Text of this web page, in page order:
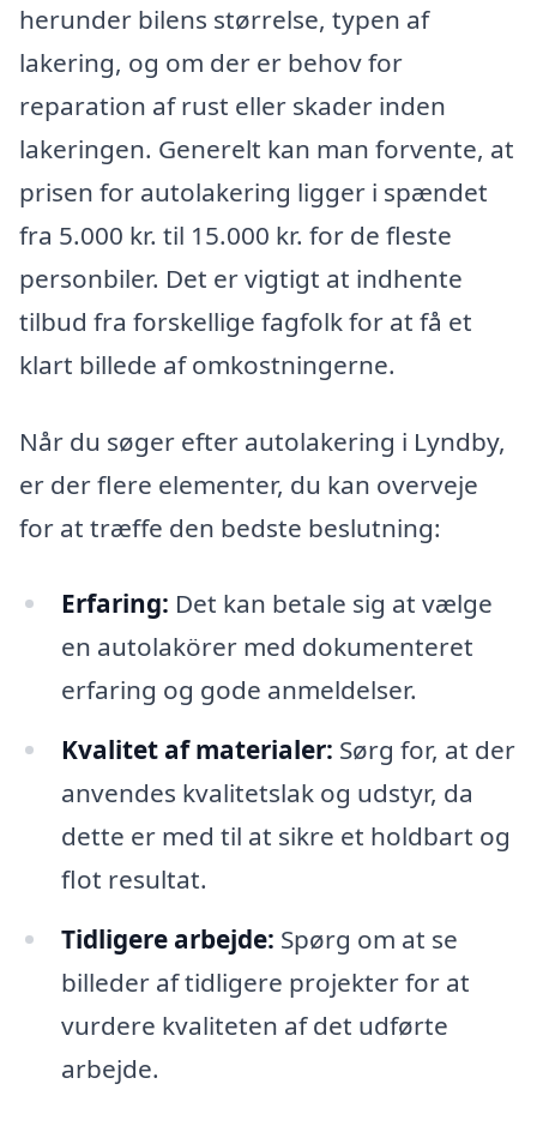
herunder bilens størrelse, typen af
lakering, og om der er behov for
reparation af rust eller skader inden
lakeringen. Generelt kan man forvente, at
prisen for autolakering ligger i spændet
fra 5.000 kr. til 15.000 kr. for de fleste
personbiler. Det er vigtigt at indhente
tilbud fra forskellige fagfolk for at få et
klart billede af omkostningerne.
Når du søger efter autolakering i Lyndby,
er der flere elementer, du kan overveje
for at træffe den bedste beslutning:
Erfaring: Det kan betale sig at vælge
en autolakörer med dokumenteret
erfaring og gode anmeldelser.
Kvalitet af materialer: Sørg for, at der
anvendes kvalitetslak og udstyr, da
dette er med til at sikre et holdbart og
flot resultat.
Tidligere arbejde: Spørg om at se
billeder af tidligere projekter for at
vurdere kvaliteten af det udførte
arbejde.